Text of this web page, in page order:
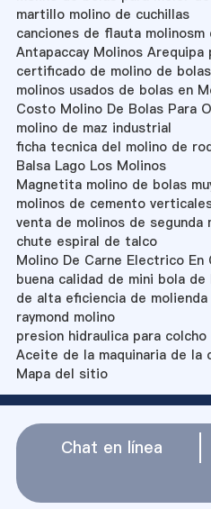
martillo molino de cuchillas
canciones de flauta
Antapaccay Molinos Arequipa
certificado de molino de bolas
molinos usados de bolas en
Costo Molino De Bolas Para
molino de maz industrial
ficha tecnica del molino de
Balsa Lago Los Molinos
Magnetita molino de bolas
molinos de cemento
venta de molinos de segunda
chute espiral de talco
Molino De Carne Electrico En
buena calidad de mini bola
de alta eficiencia de
raymond molino
presion hidraulica para colcho
Aceite de la maquinaria de la
Mapa del sitio
Chat en línea